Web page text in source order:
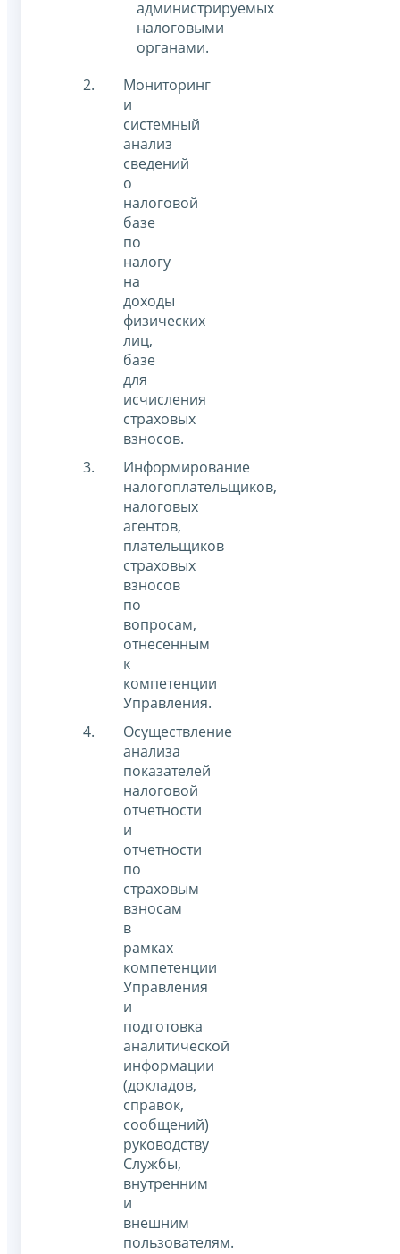
администрируемых
налоговыми
органами.
Мониторинг
и
системный
анализ
сведений
о
налоговой
базе
по
налогу
на
доходы
физических
лиц,
базе
для
исчисления
страховых
взносов.
Информирование
налогоплательщиков,
налоговых
агентов,
плательщиков
страховых
взносов
по
вопросам,
отнесенным
к
компетенции
Управления.
Осуществление
анализа
показателей
налоговой
отчетности
и
отчетности
по
страховым
взносам
в
рамках
компетенции
Управления
и
подготовка
аналитической
информации
(докладов,
справок,
сообщений)
руководству
Службы,
внутренним
и
внешним
пользователям.